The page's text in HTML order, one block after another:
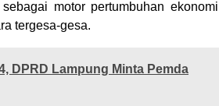
motor pertumbuhan ekonomi
tergesa-gesa.
DPRD Lampung Minta Pemda